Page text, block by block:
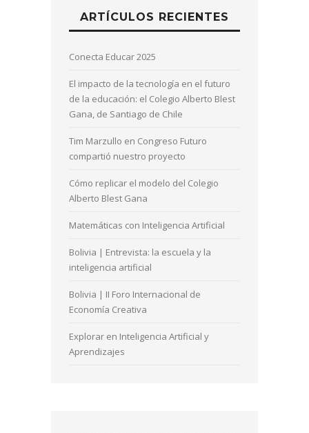
ARTÍCULOS RECIENTES
Conecta Educar 2025
El impacto de la tecnología en el futuro
de la educación: el Colegio Alberto Blest
Gana, de Santiago de Chile
Tim Marzullo en Congreso Futuro
compartió nuestro proyecto
Cómo replicar el modelo del Colegio
Alberto Blest Gana
Matemáticas con Inteligencia Artificial
Bolivia | Entrevista: la escuela y la
inteligencia artificial
Bolivia | II Foro Internacional de
Economía Creativa
Explorar en Inteligencia Artificial y
Aprendizajes